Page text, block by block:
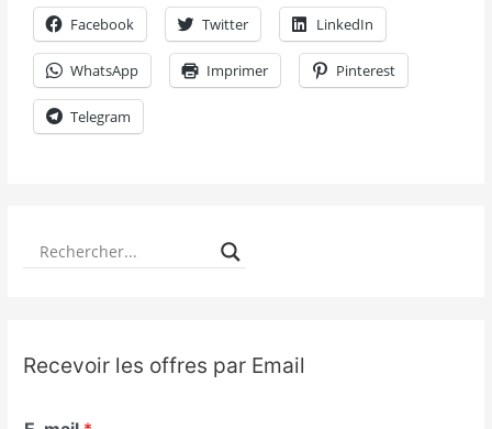
Facebook Twitter LinkedIn
WhatsApp Imprimer Pinterest
Telegram
Recevoir les offres par Email